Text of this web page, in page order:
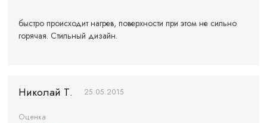
быстро происходит нагрев, поверхности при этом не сильно
горячая. Стильный дизайн.
Николай Т. 25.05.2015
Оценка